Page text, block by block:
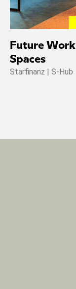
Future Work
Spaces
Starfinanz | S-Hub